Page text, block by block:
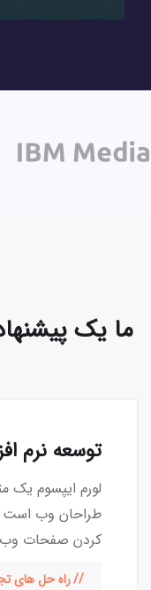
ما یک
توسعه نرم
لورم ایپسوم یک
طراحان وب است
کردن صفحات وب
راه حل های